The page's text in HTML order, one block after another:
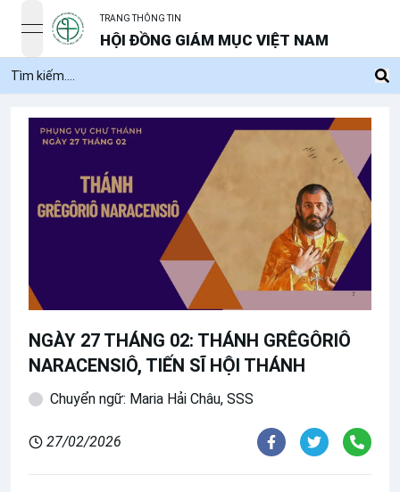
open navigation menu
TRANG THÔNG TIN
HỘI ĐỒNG GIÁM MỤC VIỆT NAM
NGÀY 27 THÁNG 02: THÁNH GRÊGÔRIÔ
NARACENSIÔ, TIẾN SĨ HỘI THÁNH
Chuyển ngữ: Maria Hải Châu, SSS
27/02/2026